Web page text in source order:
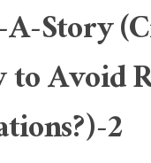
Story
to Avoid
2